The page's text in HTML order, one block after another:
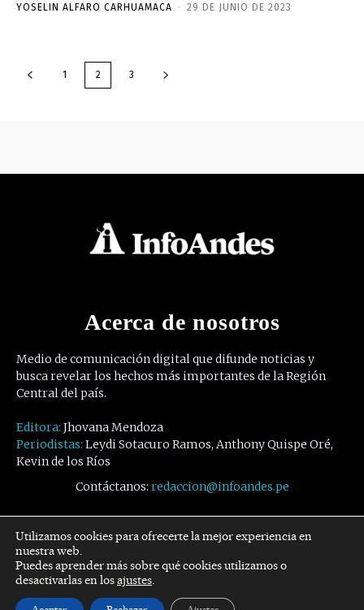
YOSELIN ALFARO CARHUAMACA - 29 DE JUNIO DE 2023
1 2 3
Acerca de nosotros
Medio de comunicación digital que difunde noticias y
busca revelar los hechos más importantes de la Región
Central del país.
Editora: Jhovana Mendoza
Periodistas: Leydi Sotacuro Ramos, Anthony Quispe Oré,
Kevin de los Ríos
Contáctanos: redaccion@infoandes.pe
Síguenos
Facebook Twitter Youtube
Utilizamos cookies para ofrecerte la mejor experiencia en
nuestra web.
Puedes aprender más sobre qué cookies utilizamos o
desactivarlas en losajustes.